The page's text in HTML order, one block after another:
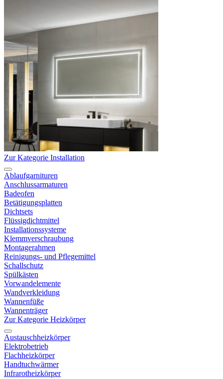
Zur Kategorie Installation
Ablaufgarnituren
Anschlussarmaturen
Badeofen
Betätigungsplatten
Dichtsets
Flüssigdichtmittel
Installationssysteme
Klemmverschraubung
Montagerahmen
Reinigungs- und Pflegemittel
Schallschutz
Spülkästen
Vorwandelemente
Wandverkleidung
Wannenfüße
Wannenträger
Zur Kategorie Heizkörper
Austauschheizkörper
Elektrobetrieb
Flachheizkörper
Handtuchwärmer
Infrarotheizkörper